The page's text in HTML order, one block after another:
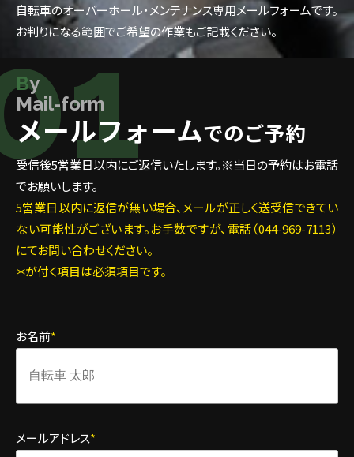
自転車のオーバーホール・メンテナンス専用メールフォームです。
お判りになる範囲でご希望の作業もご記載ください。
1
By
Mail-form
メールフォームでのご予約
受信後5営業日以内にご返信いたします。※当日の予約はお電話
でお願いします。
5営業日以内に返信が無い場合、メールが正しく送受信できてい
ない可能性がございます。お手数ですが、電話（044-969-7113）
にてお問い合わせください。
＊が付く項目は必須項目です。
お名前*
メールアドレス*